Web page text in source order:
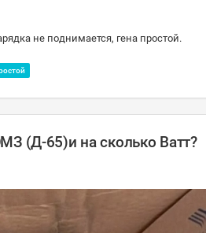
не поднимается, гена простой.
(Д-65)и на сколько Ватт?